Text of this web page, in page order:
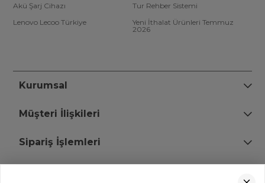
Akü Şarj Cihazı
Tur Rehber Sistemi
Lenovo Lecoo Türkiye
Yeni İthalat Ürünleri Temmuz
2026
Kurumsal
Müşteri İlişkileri
Sipariş İşlemleri